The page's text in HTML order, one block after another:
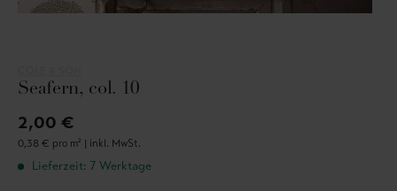
Seafern, col. 10
2,00 €
0,38 € pro m² | inkl. MwSt.
Lieferzeit: 7 Werktage